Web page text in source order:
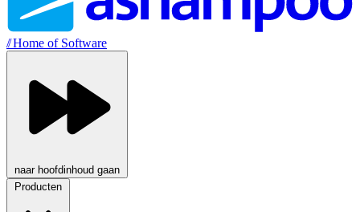
//Home of Software
naar hoofdinhoud gaan
Producten